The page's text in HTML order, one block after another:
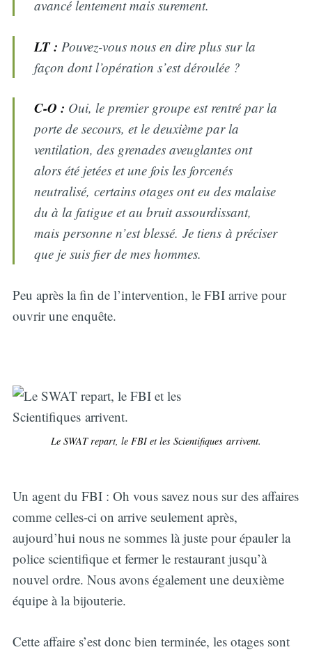
avancé lentement mais surement.
LT : Pouvez-vous nous en dire plus sur la
façon dont l’opération s’est déroulée ?
C-O : Oui, le premier groupe est rentré par la
porte de secours, et le deuxième par la
ventilation, des grenades aveuglantes ont
alors été jetées et une fois les forcenés
neutralisé, certains otages ont eu des malaise
du à la fatigue et au bruit assourdissant,
mais personne n’est blessé. Je tiens à préciser
que je suis fier de mes hommes.
Peu après la fin de l’intervention, le FBI arrive pour
ouvrir une enquête.
Le SWAT repart, le FBI et les Scientifiques arrivent.
Un agent du FBI : Oh vous savez nous sur des affaires
comme celles-ci on arrive seulement après,
aujourd’hui nous ne sommes là juste pour épauler la
police scientifique et fermer le restaurant jusqu’à
nouvel ordre. Nous avons également une deuxième
équipe à la bijouterie.
Cette affaire s’est donc bien terminée, les otages sont